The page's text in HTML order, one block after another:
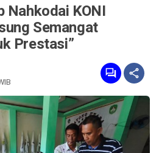
Nahkodai KONI
Semangat
Prestasi”